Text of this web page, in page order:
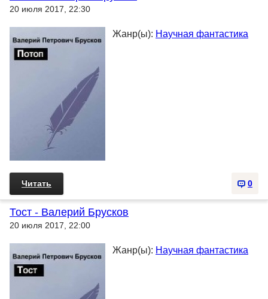
20 июля 2017, 22:30
Жанр(ы): Научная фантастика
0
Читать
Тост - Валерий Брусков
20 июля 2017, 22:00
Жанр(ы): Научная фантастика